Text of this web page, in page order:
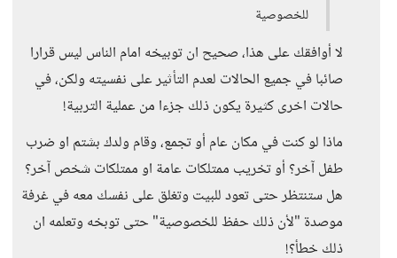
للخصوصية
لا أوافقك على هذا، صحيح ان توبيخه امام الناس ليس قرارا
صائبا في جميع الحالات لعدم التأثير على نفسيته ولكن، في
حالات اخرى كثيرة يكون ذلك جزءا من عملية التربية!
ماذا لو كنت في مكان عام أو تجمع، وقام ولدك بشتم او ضرب
طفل آخر؟ أو تخريب ممتلكات عامة او ممتلكات شخص آخر؟
هل ستنتظر حتى تعود للبيت وتغلق على نفسك معه في غرفة
موصدة "لأن ذلك حفظ للخصوصية" حتى توبخه وتعلمه ان
ذلك خطأ؟!